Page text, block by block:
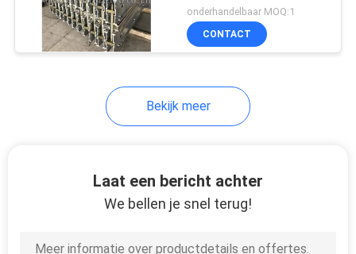
rubberkalendermachine
Lichtgewicht
Behandelende
Gemakkelijke Verrichting
onderhandelbaar MOQ:1
CONTACT
Bekijk meer
Laat een bericht achter
We bellen je snel terug!